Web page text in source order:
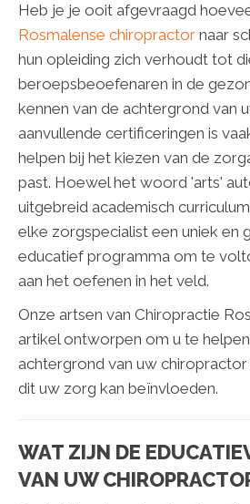
Heb je je ooit afgevraagd
Rosmalense chiropractor naar
hun opleiding zich verhoudt tot
beroepsbeoefenaren in de
kennen van de achtergrond van
aanvullende certificeringen is
helpen bij het kiezen van de
past. Hoewel het woord 'arts'
uitgebreid academisch
elke zorgspecialist een uniek en
educatief programma om te
aan het oefenen in het veld.
Onze artsen van Chiropractie
artikel ontworpen om u te
achtergrond van uw
dit uw zorg kan beïnvloeden.
WAT ZIJN DE
VAN UW